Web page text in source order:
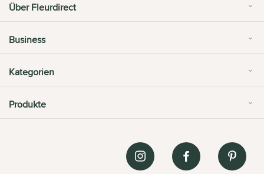
Über Fleurdirect
Business
Kategorien
Produkte